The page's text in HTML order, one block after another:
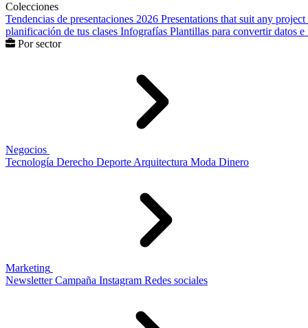
Colecciones
Tendencias de presentaciones 2026 Presentations that suit any project
planificación de tus clases Infografías Plantillas para convertir datos
Por sector
Negocios
Tecnología Derecho Deporte Arquitectura Moda Dinero
Marketing
Newsletter Campaña Instagram Redes sociales